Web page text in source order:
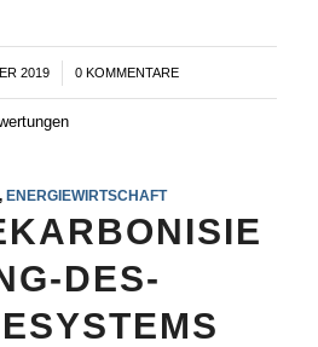
2019 0 KOMMENTARE
, ENERGIEWIRTSCHAFT
DES-